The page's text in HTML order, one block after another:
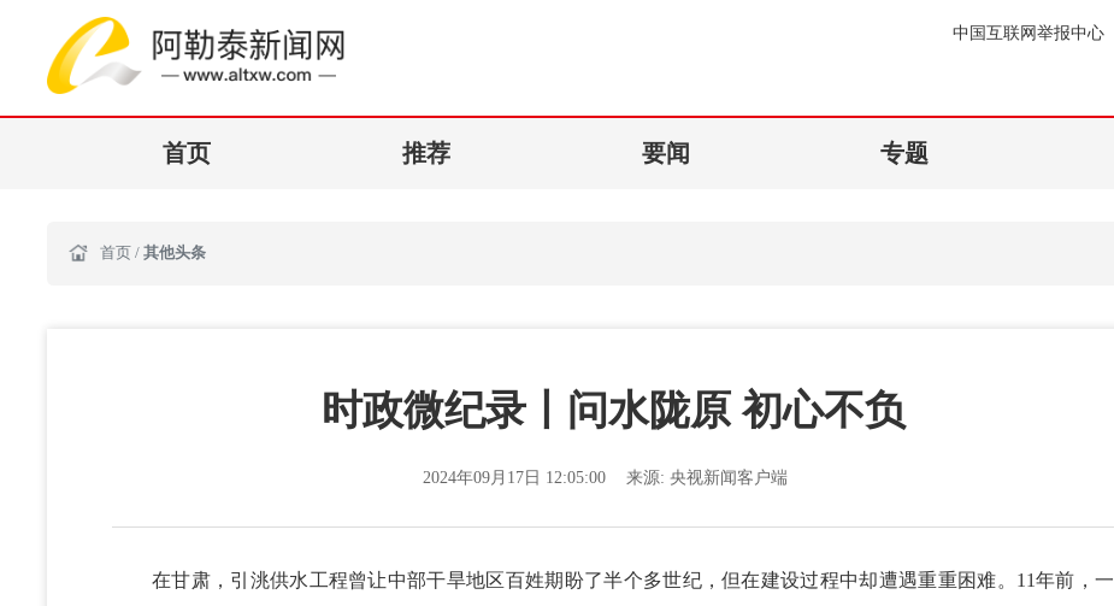
中国互联网举报中心
首页 推荐 要闻 专题
首页 / 其他头条
时政微纪录丨问水陇原 初心不负
2024年09月17日 12:05:00 来源:央视新闻客户端
在甘肃，引洮供水工程曾让中部干旱地区百姓期盼了半个多世纪，但在建设过程中却遭遇重重困难。11年前，一